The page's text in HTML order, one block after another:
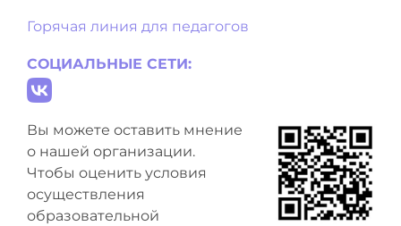
Горячая линия для педагогов
СОЦИАЛЬНЫЕ СЕТИ:
Вы можете оставить мнение
о нашей организации.
Чтобы оценить условия
осуществления
образовательной